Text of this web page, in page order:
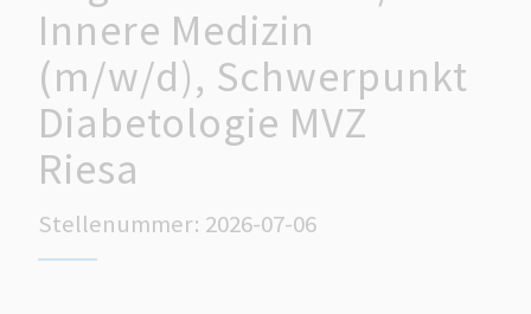
Innere Medizin
(m/w/d), Schwerpunkt
Diabetologie MVZ
Riesa
Stellenummer: 2026-07-06